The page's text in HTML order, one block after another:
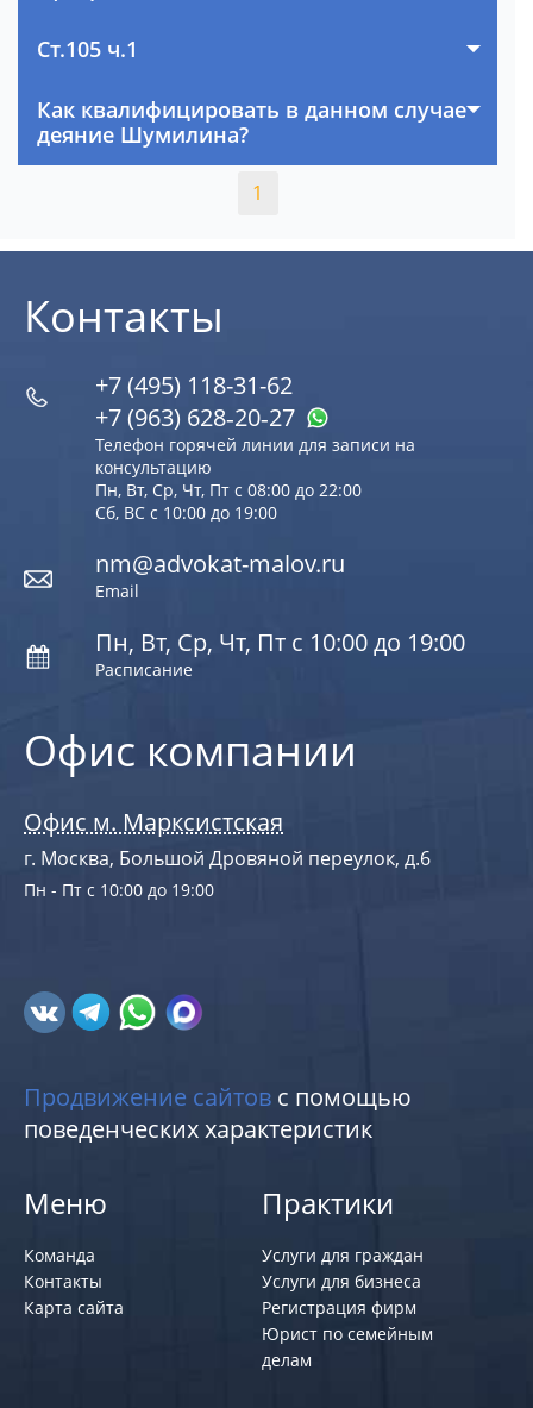
Ст.105 ч.1
Как квалифицировать в данном случае
деяние Шумилина?
1
Офис компании
Офис м. Марксистская
г. Москва, Большой Дровяной переулок, д.6
Пн - Пт с 10:00 до 19:00
Контакты
+7 (495) 118-31-62
+7 (963) 628‑20‑27
Телефон горячей линии для записи на
консультацию
Пн, Вт, Ср, Чт, Пт с 08:00 до 22:00
Сб, ВС с 10:00 до 19:00
nm@advokat-malov.ru
Email
Пн, Вт, Ср, Чт, Пт с 10:00 до 19:00
Расписание
Продвижение сайтов с помощью
поведенческих характеристик
Меню
Команда
Контакты
Карта сайта
Практики
Услуги для граждан
Услуги для бизнеса
Регистрация фирм
Юрист по семейным
делам